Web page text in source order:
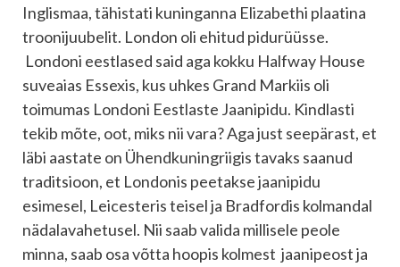
Inglismaa, tähistati kuninganna Elizabethi plaatina
troonijuubelit. London oli ehitud pidurüüsse.
Londoni eestlased said aga kokku Halfway House
suveaias Essexis, kus uhkes Grand Markiis oli
toimumas Londoni Eestlaste Jaanipidu. Kindlasti
tekib mõte, oot, miks nii vara? Aga just seepärast, et
läbi aastate on Ühendkuningriigis tavaks saanud
traditsioon, et Londonis peetakse jaanipidu
esimesel, Leicesteris teisel ja Bradfordis kolmandal
nädalavahetusel. Nii saab valida millisele peole
minna, saab osa võtta hoopis kolmest jaanipeost ja